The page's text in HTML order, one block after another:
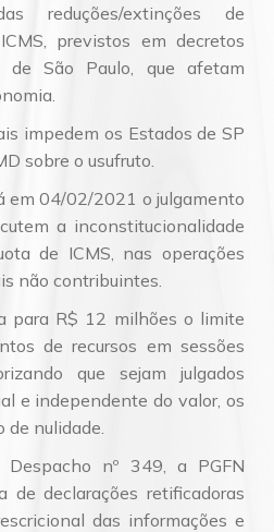
reduções/extinções de
previstos em decretos
de São Paulo, que afetam
impedem os Estados de SP
sobre o usufruto.
em 04/02/2021 o julgamento
a inconstitucionalidade
de ICMS, nas operações
não contribuintes.
para R$ 12 milhões o limite
de recursos em sessões
que sejam julgados
e independente do valor, os
de nulidade.
nº 349, a PGFN
de declarações retificadoras
das informações e